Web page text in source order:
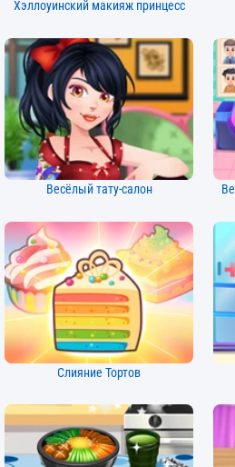
Хэллоуинский макияж принцесс
Весёлый тату-салон
Слияние Тортов